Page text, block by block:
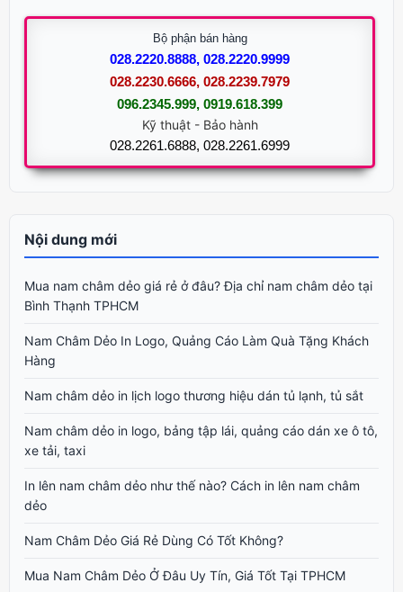
Bộ phận bán hàng
028.2220.8888, 028.2220.9999
028.2230.6666, 028.2239.7979
096.2345.999, 0919.618.399
Kỹ thuật - Bảo hành
028.2261.6888, 028.2261.6999
Nội dung mới
Mua nam châm dẻo giá rẻ ở đâu? Địa chỉ nam châm dẻo tại
Bình Thạnh TPHCM
Nam Châm Dẻo In Logo, Quảng Cáo Làm Quà Tặng Khách
Hàng
Nam châm dẻo in lịch logo thương hiệu dán tủ lạnh, tủ sắt
Nam châm dẻo in logo, bảng tập lái, quảng cáo dán xe ô tô,
xe tải, taxi
In lên nam châm dẻo như thế nào? Cách in lên nam châm
dẻo
Nam Châm Dẻo Giá Rẻ Dùng Có Tốt Không?
Mua Nam Châm Dẻo Ở Đâu Uy Tín, Giá Tốt Tại TPHCM